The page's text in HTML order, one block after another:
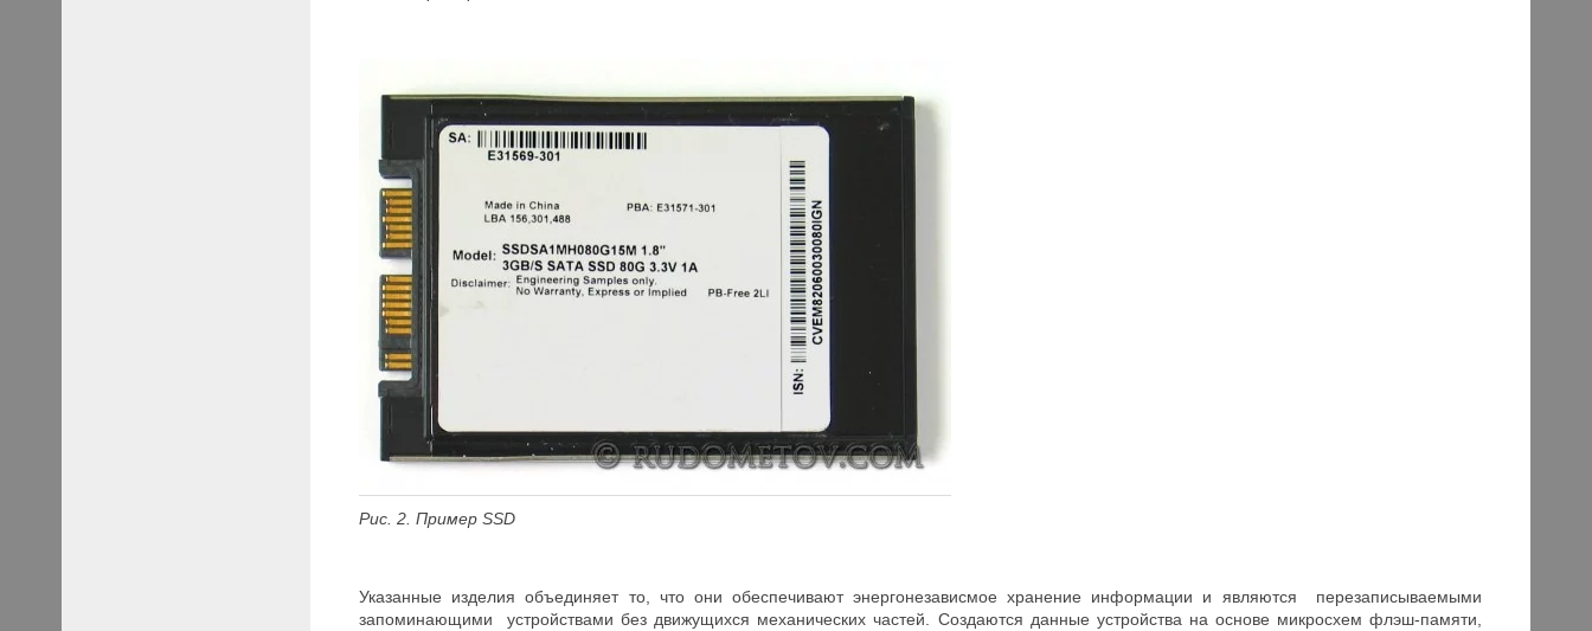
Рис. 2. Пример SSD
Указанные изделия объединяет то, что они обеспечивают энергонезависмое хранение информации и являются перезаписываемыми
запоминающими устройствами без движущихся механических частей. Создаются данные устройства на основе микросхем флэш-памяти,